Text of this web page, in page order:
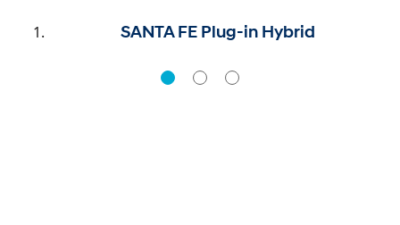
SANTA FE Plug-in Hybrid